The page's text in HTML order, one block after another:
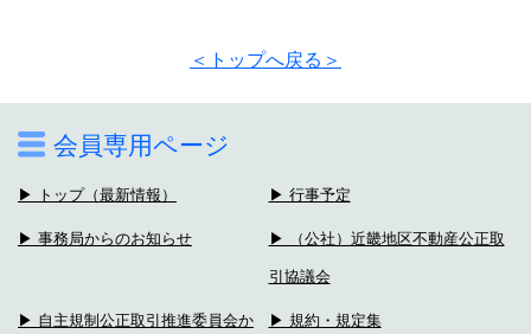
会員専用ページ
▶ トップ（最新情報） ▶ 行事予定
▶ 事務局からのお知らせ ▶ （公社）近畿地区不動産公正取
引協議会
▶ 自主規制公正取引推進委員会か ▶ 規約・規定集
＜トップへ戻る＞